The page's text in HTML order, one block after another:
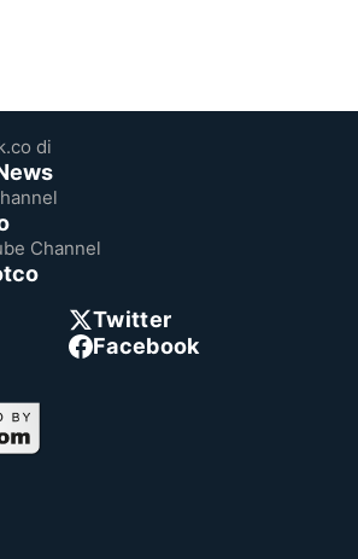
di
Channel
Twitter
Facebook